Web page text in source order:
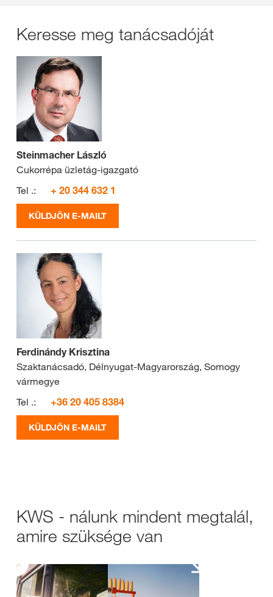
Keresse meg tanácsadóját
Steinmacher László
Cukorrépa üzletág-igazgató
Tel .:
+ 20 344 632 1
KÜLDJÖN E-MAILT
Ferdinándy Krisztina
Szaktanácsadó, Délnyugat-Magyarország, Somogy
vármegye
Tel .:
+36 20 405 8384
KÜLDJÖN E-MAILT
KWS - nálunk mindent megtalál,
amire szüksége van